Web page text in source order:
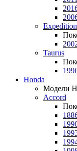
Expedition
Taurus
Honda
Модели
Accord